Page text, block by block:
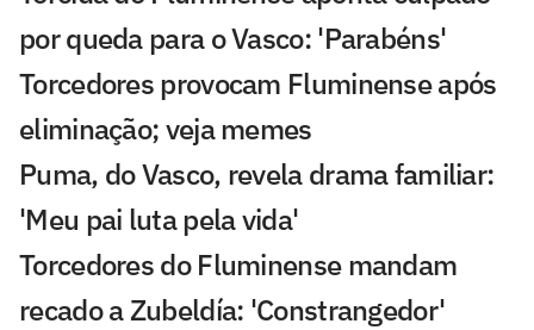
por queda para o Vasco: 'Parabéns'
Torcedores provocam Fluminense após
eliminação; veja memes
Puma, do Vasco, revela drama familiar:
'Meu pai luta pela vida'
Torcedores do Fluminense mandam
recado a Zubeldía: 'Constrangedor'